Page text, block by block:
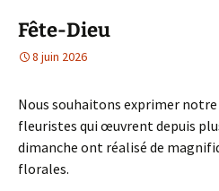
Fête-Dieu
8 juin 2026
Nous souhaitons exprimer
fleuristes qui œuvrent depuis
dimanche ont réalisé de
florales.